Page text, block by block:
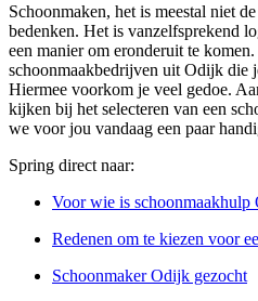
Schoonmaken, het is meestal niet
bedenken. Het is vanzelfsprekend
een manier om eronderuit te
schoonmaakbedrijven uit Odijk die
Hiermee voorkom je veel gedoe.
kijken bij het selecteren van een
we voor jou vandaag een paar
Spring direct naar:
Voor wie is schoonmaakhulp
Redenen om te kiezen voor
Schoonmaker Odijk gezocht